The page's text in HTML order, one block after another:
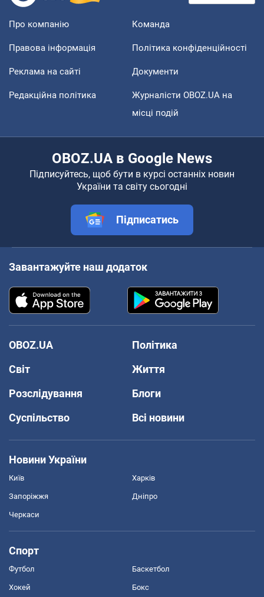
Про компанію Команда
Правова інформація Політика конфіденційності
Реклама на сайті Документи
Редакційна політика
Журналісти OBOZ.UA на
місці подій
OBOZ.UA в Google News
Підписуйтесь, щоб бути в курсі останніх новин
України та світу сьогодні
Підписатись
Завантажуйте наш додаток
OBOZ.UA
Політика
Світ
Життя
Розслідування
Блоги
Суспільство
Всі новини
Новини України
Київ Харків
Запоріжжя Дніпро
Черкаси
Спорт
Футбол Баскетбол
Хокей Бокс